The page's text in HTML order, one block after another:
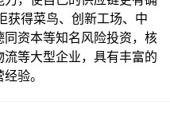
获得菜鸟、创新工场、中
资本等知名风险投资，核
等大型企业，具有丰富的
验。